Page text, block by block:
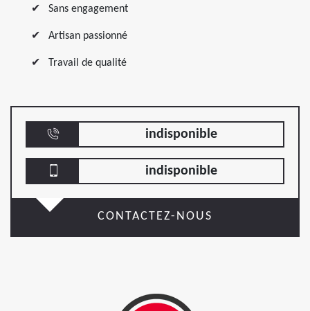
Sans engagement
Artisan passionné
Travail de qualité
indisponible
indisponible
CONTACTEZ-NOUS